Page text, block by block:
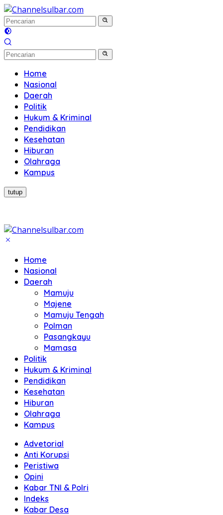
Langsung
ke
konten
Home
Nasional
Daerah
Politik
Hukum & Kriminal
Pendidikan
Kesehatan
Hiburan
Olahraga
Kampus
tutup
Home
Nasional
Daerah
Mamuju
Majene
Mamuju Tengah
Polman
Pasangkayu
Mamasa
Politik
Hukum & Kriminal
Pendidikan
Kesehatan
Hiburan
Olahraga
Kampus
Advetorial
Anti Korupsi
Peristiwa
Opini
Kabar TNI & Polri
Indeks
Kabar Desa